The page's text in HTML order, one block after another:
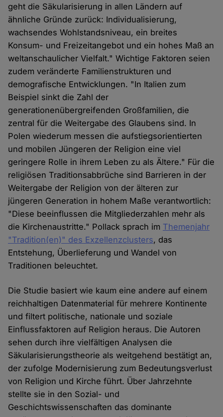
geht die Säkularisierung in allen Ländern auf
ähnliche Gründe zurück: Individualisierung,
wachsendes Wohlstandsniveau, ein breites
Konsum- und Freizeitangebot und ein hohes Maß an
weltanschaulicher Vielfalt." Wichtige Faktoren seien
zudem veränderte Familienstrukturen und
demografische Entwicklungen. "In Italien zum
Beispiel sinkt die Zahl der
generationenübergreifenden Großfamilien, die
zentral für die Weitergabe des Glaubens sind. In
Polen wiederum messen die aufstiegsorientierten
und mobilen Jüngeren der Religion eine viel
geringere Rolle in ihrem Leben zu als Ältere." Für die
religiösen Traditionsabbrüche sind Barrieren in der
Weitergabe der Religion von der älteren zur
jüngeren Generation in hohem Maße verantwortlich:
"Diese beeinflussen die Mitgliederzahlen mehr als
die Kirchenaustritte." Pollack sprach im Themenjahr
"Tradition(en)" des Exzellenzclusters, das
Entstehung, Überlieferung und Wandel von
Traditionen beleuchtet.
Die Studie basiert wie kaum eine andere auf einem
reichhaltigen Datenmaterial für mehrere Kontinente
und filtert politische, nationale und soziale
Einflussfaktoren auf Religion heraus. Die Autoren
sehen durch ihre vielfältigen Analysen die
Säkularisierungstheorie als weitgehend bestätigt an,
der zufolge Modernisierung zum Bedeutungsverlust
von Religion und Kirche führt. Über Jahrzehnte
stellte sie in den Sozial- und
Geschichtswissenschaften das dominante